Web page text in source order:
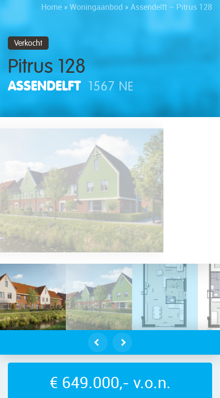
Home » Woningaanbod » Assendelft – Pitrus 128
Verkocht
Pitrus 128
ASSENDELFT 1567 NE
128 – Foto 3
€ 649.000,- v.o.n.